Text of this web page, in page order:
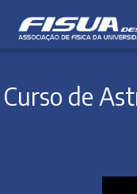
Curso de